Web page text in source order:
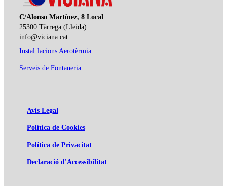
C/Alonso Martínez, 8 Local
25300 Tàrrega (Lleida)
info@viciana.cat
Instal·lacions Aerotèrmia
Serveis de Fontaneria
Avís Legal
Política de Cookies
Política de Privacitat
Declaració d'Accessibilitat